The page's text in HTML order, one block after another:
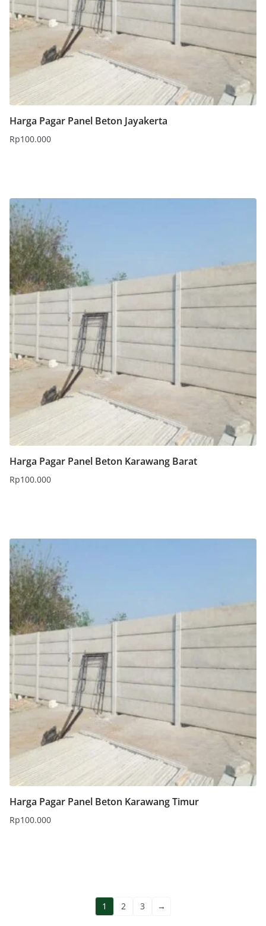
Harga Pagar Panel Beton Jayakerta
Rp100.000
Harga Pagar Panel Beton Karawang Barat
Rp100.000
Harga Pagar Panel Beton Karawang Timur
Rp100.000
1 2 3 →